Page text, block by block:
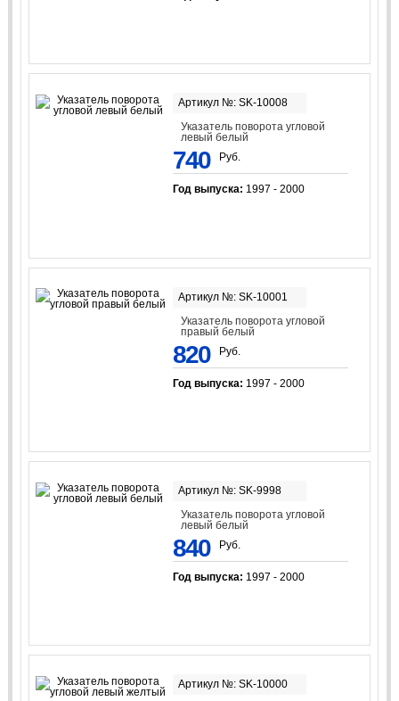
Артикул №: SK-10008
Указатель поворота угловой
левый белый
740 Руб.
Год выпуска: 1997 - 2000
Артикул №: SK-10001
Указатель поворота угловой
правый белый
820 Руб.
Год выпуска: 1997 - 2000
Артикул №: SK-9998
Указатель поворота угловой
левый белый
840 Руб.
Год выпуска: 1997 - 2000
Артикул №: SK-10000